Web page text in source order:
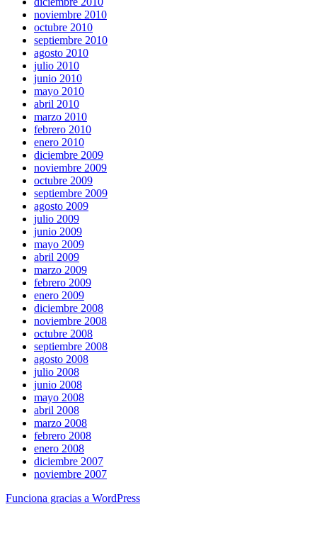
noviembre 2010
octubre 2010
septiembre 2010
agosto 2010
julio 2010
junio 2010
mayo 2010
abril 2010
marzo 2010
febrero 2010
enero 2010
diciembre 2009
noviembre 2009
octubre 2009
septiembre 2009
agosto 2009
julio 2009
junio 2009
mayo 2009
abril 2009
marzo 2009
febrero 2009
enero 2009
diciembre 2008
noviembre 2008
octubre 2008
septiembre 2008
agosto 2008
julio 2008
junio 2008
mayo 2008
abril 2008
marzo 2008
febrero 2008
enero 2008
diciembre 2007
noviembre 2007
Funciona gracias a WordPress